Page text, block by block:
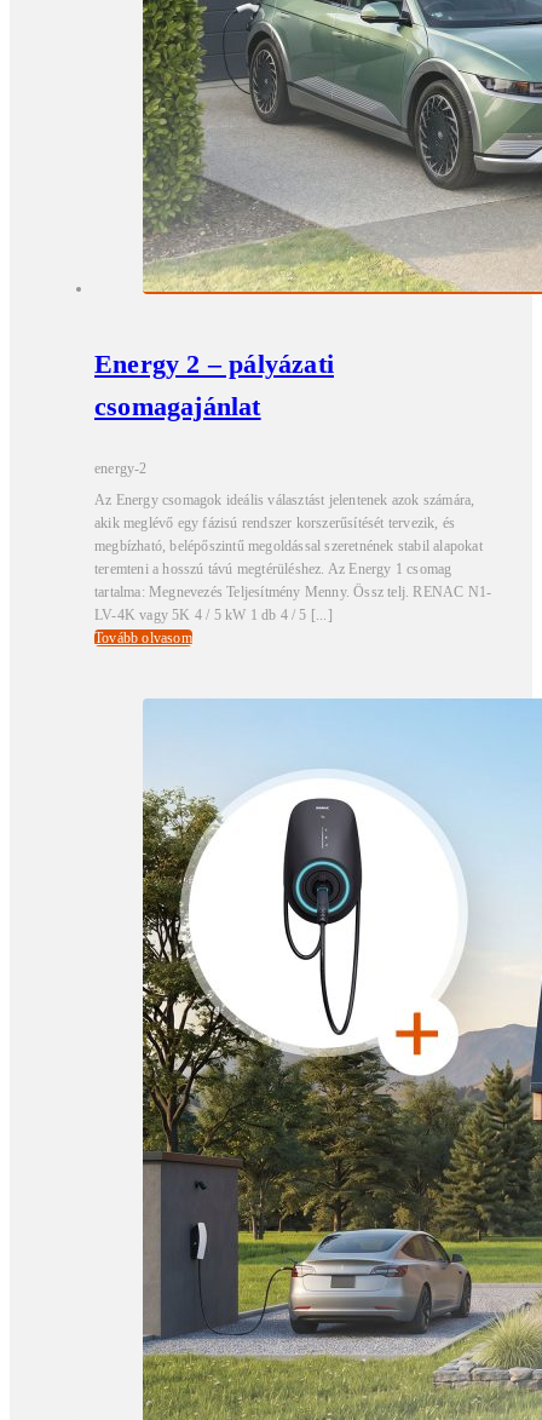
Energy 2 – pályázati
csomagajánlat
energy-2
Az Energy csomagok ideális választást jelentenek azok számára,
akik meglévő egy fázisú rendszer korszerűsítését tervezik, és
megbízható, belépőszintű megoldással szeretnének stabil alapokat
teremteni a hosszú távú megtérüléshez. Az Energy 1 csomag
tartalma: Megnevezés Teljesítmény Menny. Össz telj. RENAC N1-
LV-4K vagy 5K 4 / 5 kW 1 db 4 / 5 [...]
Tovább olvasom